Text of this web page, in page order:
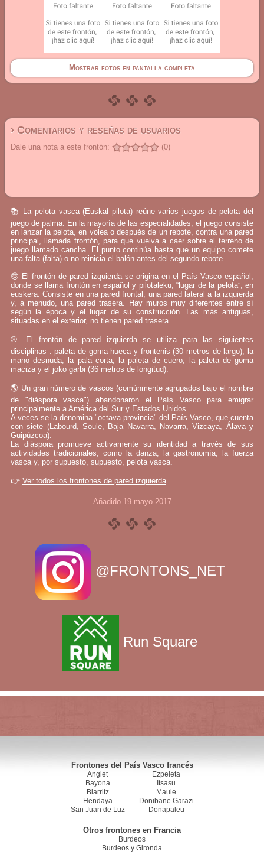
Mostrar fotos en pantalla completa
› Comentarios y reseñas de usuarios
Dale una nota a este frontón: (0)
📚 La pelota vasca (Euskal pilota) reúne varios juegos de pelota del
juego de palma. En la mayoría de las especialidades, el juego consiste
en lanzar la pelota, en volea o después de un rebote, contra una pared
principal, llamada frontón, para que vuelva a caer sobre el terreno de
juego llamado cancha. El punto continúa hasta que un equipo comete
una falta (falta) o no reinicia el balón antes del segundo rebote.
🤓 El frontón de pared izquierda se origina en el País Vasco español,
donde se llama frontón en español y pilotaleku, “lugar de la pelota”, en
euskera. Consiste en una pared frontal, una pared lateral a la izquierda
y, a menudo, una pared trasera. Hay muros muy diferentes entre sí
según la época y el lugar de su construcción. Las más antiguas,
situadas en el exterior, no tienen pared trasera.
⚾ El frontón de pared izquierda se utiliza para las siguientes
disciplinas : paleta de goma hueca y frontenis (30 metros de largo); la
mano desnuda, la pala corta, la paleta de cuero, la paleta de goma
maciza y el joko garbi (36 metros de longitud).
🌎 Un gran número de vascos (comúnmente agrupados bajo el nombre
de "diáspora vasca") abandonaron el País Vasco para emigrar
principalmente a América del Sur y Estados Unidos.
A veces se la denomina "octava provincia" del País Vasco, que cuenta
con siete (Labourd, Soule, Baja Navarra, Navarra, Vizcaya, Álava y
Guipúzcoa).
La diáspora promueve activamente su identidad a través de sus
actividades tradicionales, como la danza, la gastronomía, la fuerza
vasca y, por supuesto, supuesto, pelota vasca.
👉 Ver todos los frontones de pared izquierda
Añadido 19 mayo 2017
@FRONTONS_NET
Run Square
Frontones del País Vasco francés
Anglet
Bayona
Biarritz
Hendaya
San Juan de Luz
Ezpeleta
Itsasu
Maule
Donibane Garazi
Donapaleu
Otros frontones en Francia
Burdeos
Burdeos y Gironda